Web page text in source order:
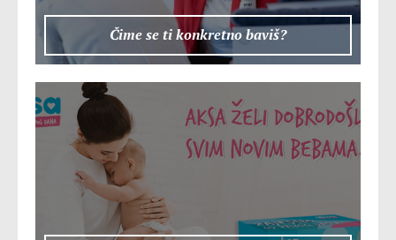
Čime se ti konkretno baviš?